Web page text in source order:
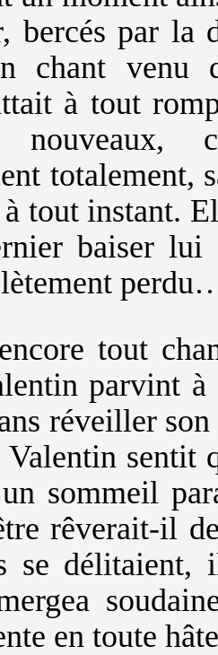
bercés par la
chant
à tout
totalement,
tout instant.
baiser
tout
parvint
réveiller
sentit
sommeil
rêverait-il
se
en toute